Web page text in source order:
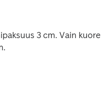
3 cm. Vain kuoren